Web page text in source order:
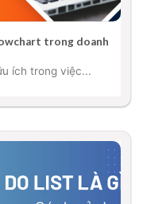
trong doanh
ích trong việc...